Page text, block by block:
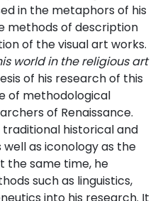
in the metaphors of his
methods of description
of the visual art works.
world in the religious art
of his research of this
of methodological
of Renaissance.
historical and
as iconology as the
the same time, he
such as linguistics,